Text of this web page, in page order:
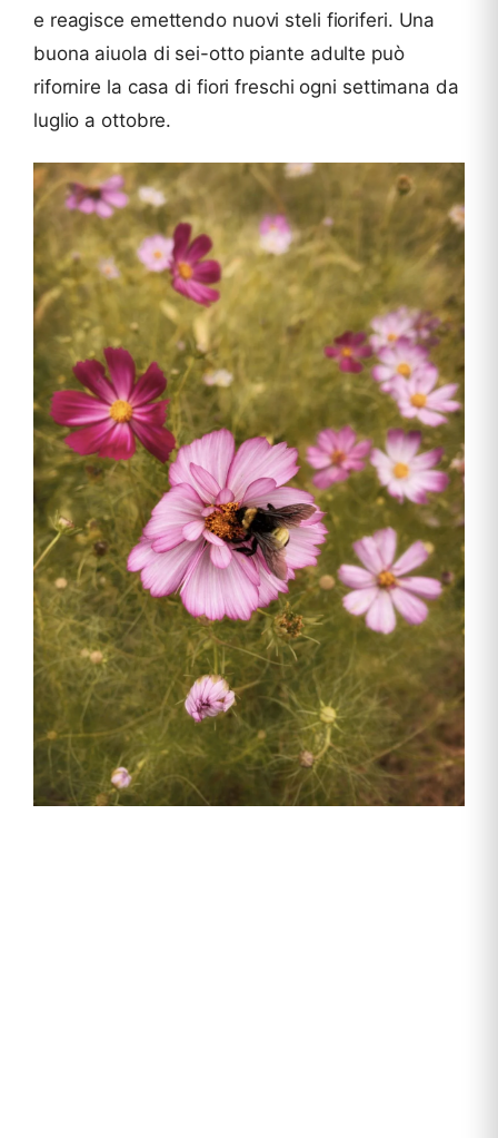
e reagisce emettendo nuovi steli fioriferi. Una
buona aiuola di sei-otto piante adulte può
rifornire la casa di fiori freschi ogni settimana da
luglio a ottobre.